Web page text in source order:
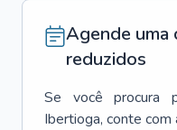
Agende uma
reduzidos
Se você procura
Ibertioga, conte com